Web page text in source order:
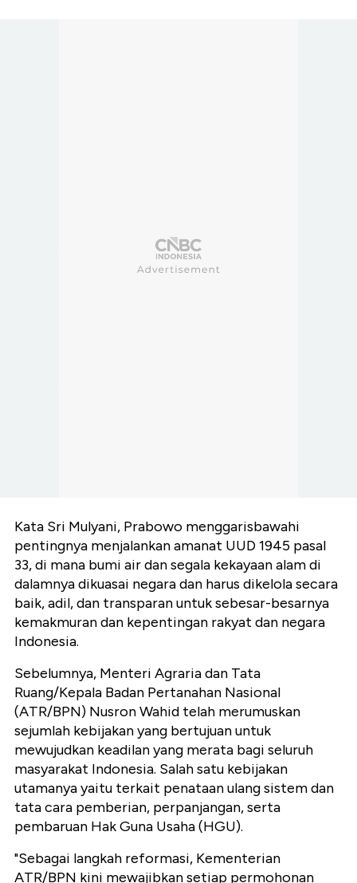
Kata Sri Mulyani, Prabowo menggarisbawahi
pentingnya menjalankan amanat UUD 1945 pasal
33, di mana bumi air dan segala kekayaan alam di
dalamnya dikuasai negara dan harus dikelola secara
baik, adil, dan transparan untuk sebesar-besarnya
kemakmuran dan kepentingan rakyat dan negara
Indonesia.
Sebelumnya, Menteri Agraria dan Tata
Ruang/Kepala Badan Pertanahan Nasional
(ATR/BPN) Nusron Wahid telah merumuskan
sejumlah kebijakan yang bertujuan untuk
mewujudkan keadilan yang merata bagi seluruh
masyarakat Indonesia. Salah satu kebijakan
utamanya yaitu terkait penataan ulang sistem dan
tata cara pemberian, perpanjangan, serta
pembaruan Hak Guna Usaha (HGU).
"Sebagai langkah reformasi, Kementerian
ATR/BPN kini mewajibkan setiap permohonan